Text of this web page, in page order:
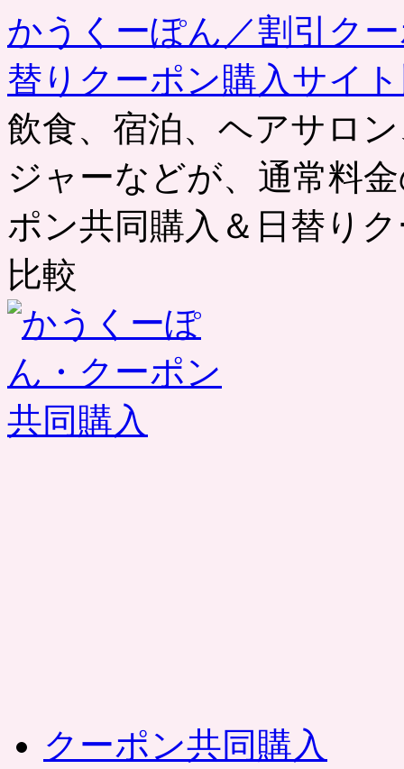
かうくーぽん／割引ク
替りクーポン購入サイ
飲食、宿泊、ヘアサロ
ジャーなどが、通常料
ポン共同購入＆日替り
比較
クーポン共同購入